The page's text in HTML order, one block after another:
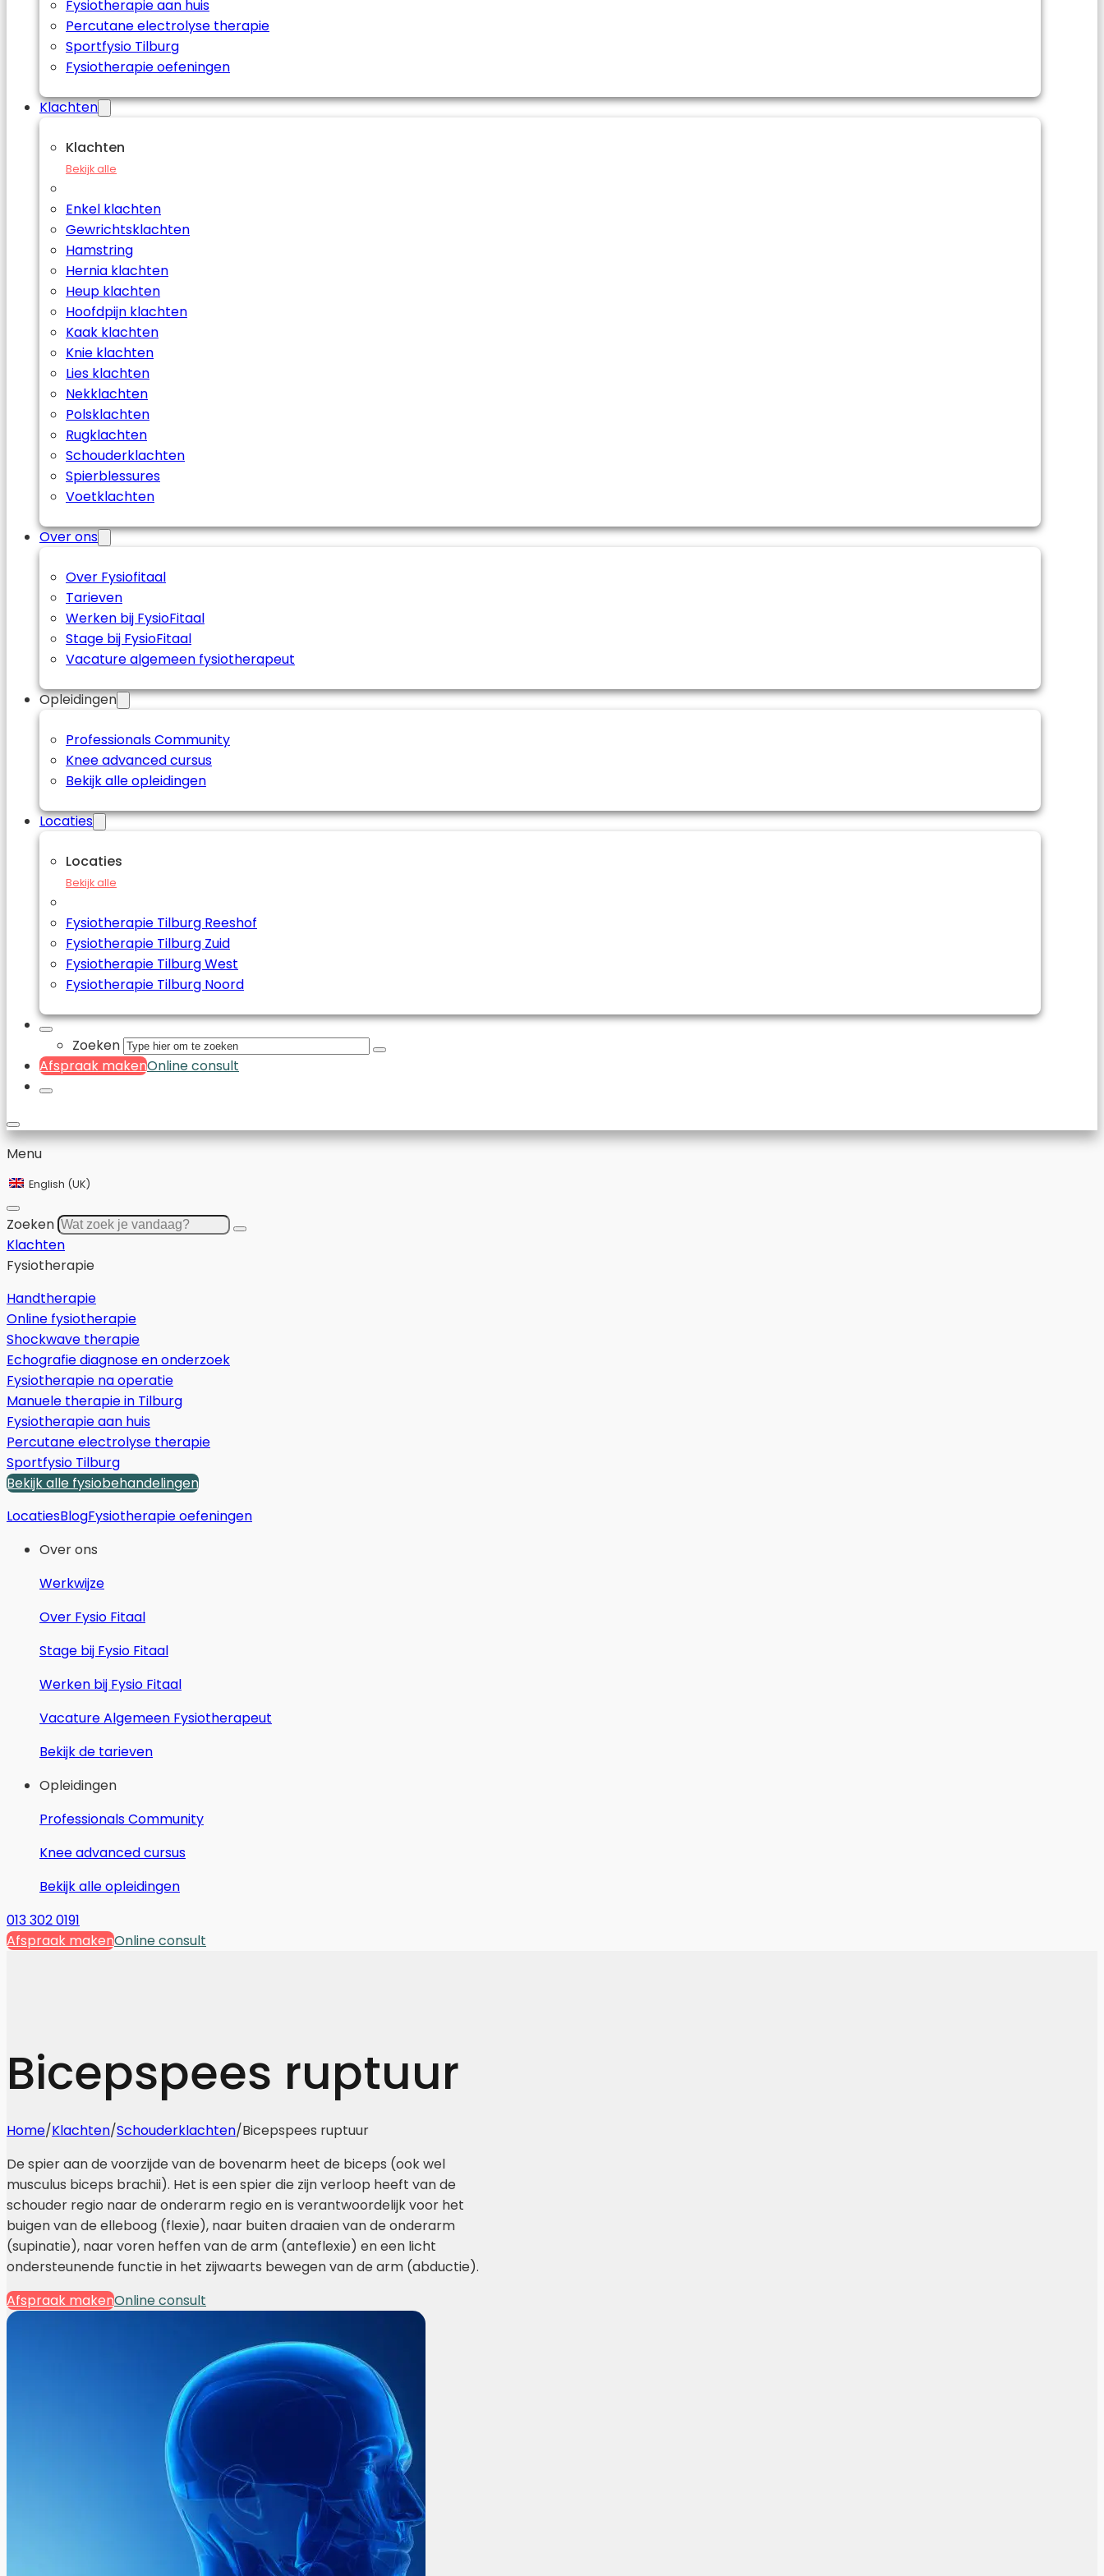
Fysiotherapie aan huis
Percutane electrolyse therapie
Sportfysio Tilburg
Fysiotherapie oefeningen
Klachten
Klachten
Bekijk alle
Enkel klachten
Gewrichtsklachten
Hamstring
Hernia klachten
Heup klachten
Hoofdpijn klachten
Kaak klachten
Knie klachten
Lies klachten
Nekklachten
Polsklachten
Rugklachten
Schouderklachten
Spierblessures
Voetklachten
Over ons
Over Fysiofitaal
Tarieven
Werken bij FysioFitaal
Stage bij FysioFitaal
Vacature algemeen fysiotherapeut
Opleidingen
Professionals Community
Knee advanced cursus
Bekijk alle opleidingen
Locaties
Locaties
Bekijk alle
Fysiotherapie Tilburg Reeshof
Fysiotherapie Tilburg Zuid
Fysiotherapie Tilburg West
Fysiotherapie Tilburg Noord
Zoeken
Afspraak makenOnline consult
Menu
English (UK)
Zoeken
Klachten
Fysiotherapie
Handtherapie
Online fysiotherapie
Shockwave therapie
Echografie diagnose en onderzoek
Fysiotherapie na operatie
Manuele therapie in Tilburg
Fysiotherapie aan huis
Percutane electrolyse therapie
Sportfysio Tilburg
Bekijk alle fysiobehandelingen
LocatiesBlogFysiotherapie oefeningen
Over ons
Werkwijze
Over Fysio Fitaal
Stage bij Fysio Fitaal
Werken bij Fysio Fitaal
Vacature Algemeen Fysiotherapeut
Bekijk de tarieven
Opleidingen
Professionals Community
Knee advanced cursus
Bekijk alle opleidingen
013 302 0191
Afspraak makenOnline consult
Bicepspees ruptuur
Home/Klachten/Schouderklachten/Bicepspees ruptuur
De spier aan de voorzijde van de bovenarm heet de biceps (ook wel
musculus biceps brachii). Het is een spier die zijn verloop heeft van de
schouder regio naar de onderarm regio en is verantwoordelijk voor het
buigen van de elleboog (flexie), naar buiten draaien van de onderarm
(supinatie), naar voren heffen van de arm (anteflexie) en een licht
ondersteunende functie in het zijwaarts bewegen van de arm (abductie).
Afspraak makenOnline consult